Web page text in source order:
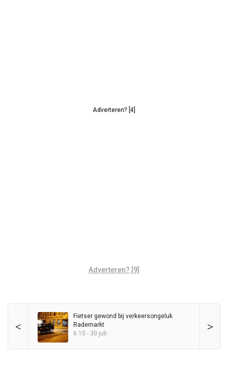
Adverteren? [4]
Adverteren? [9]
< >
Fietser gewond bij verkeersongeluk
Rademarkt
6:15 - 30 juli